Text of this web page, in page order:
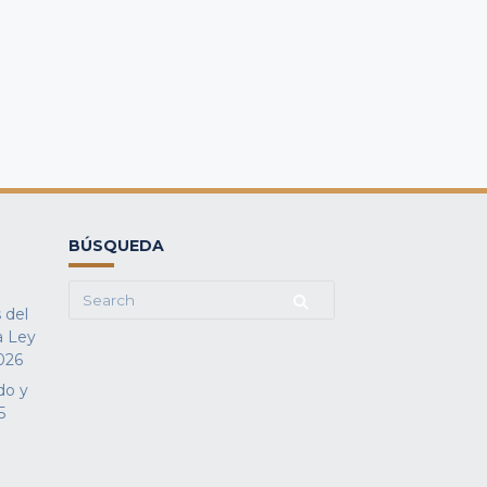
del
Ley
y
BÚSQUEDA
Search